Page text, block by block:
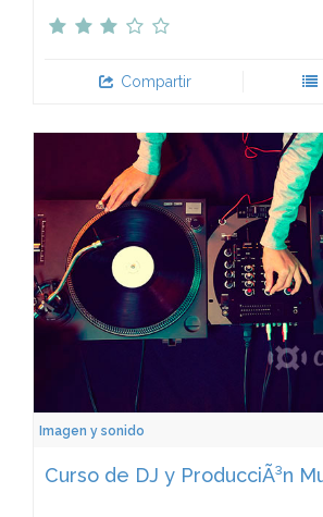
Compartir
Imagen y sonido
Curso de DJ y ProducciÃ³n